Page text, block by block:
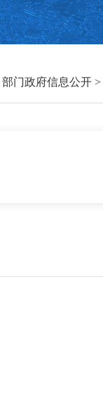
部门政府信息公开>